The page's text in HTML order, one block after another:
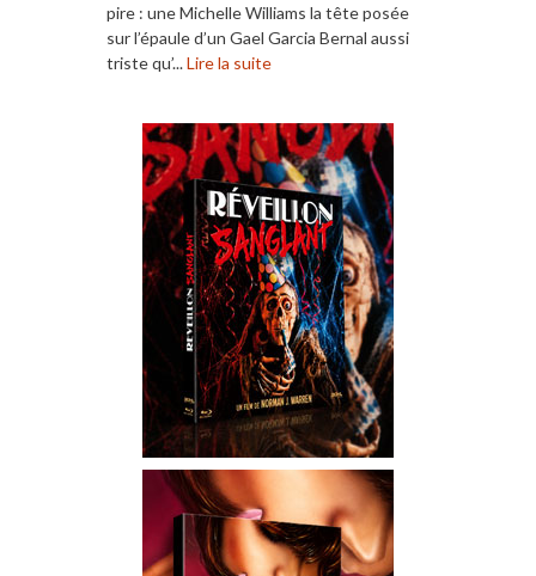
pire : une Michelle Williams la tête posée
sur l’épaule d’un Gael Garcia Bernal aussi
triste qu’...Lire la suite